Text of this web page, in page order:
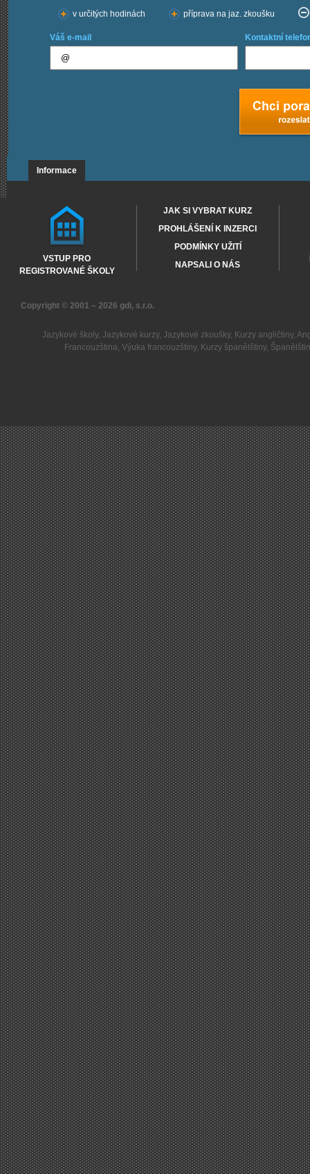
v určitých hodinách příprava na jaz. zkoušku
Váš e-mail Kontaktní
Informace
VSTUP PRO
REGISTROVANÉ ŠKOLY
JAK SI VYBRAT KURZ
PROHLÁŠENÍ K INZERCI
PODMÍNKY UŽITÍ
NAPSALI O NÁS
Copyright © 2001 – 2026 gdi, s.r.o.
Jazykové školy, Jazykové kurzy, Jazykové zkoušky, Kurzy angličtiny,
Francouzština,Výuka francouzštiny, Kurzy španělštiny,